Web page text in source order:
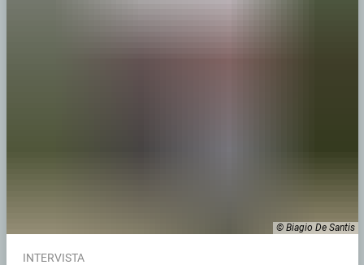
© Biagio De Santis
INTERVISTA